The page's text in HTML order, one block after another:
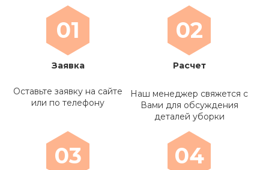
01
Заявка
Оставьте заявку на сайте
или по телефону
02
Расчет
Наш менеджер свяжется с
Вами для обсуждения
деталей уборки
03 04